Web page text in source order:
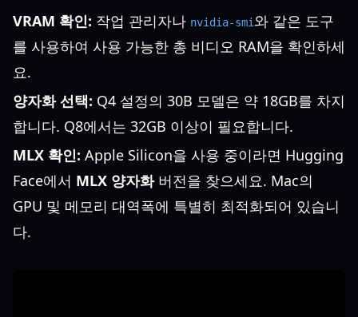
VRAM 확인: 작업 관리자나 nvidia-smi 와 같은 도구
를 사용하여 사용 가능한 총 비디오 RAM을 확인하세
요.
양자화 선택: Q4 설정의 30B 모델은 약 18GB를 차지
합니다. Q8에서는 32GB 이상이 필요합니다.
MLX 확인: Apple Silicon을 사용 중이라면 Hugging
Face에서 MLX 양자화버전을 찾으세요. Mac의
GPU 및 메모리 대역폭에 특별히 최적화되어 있습니
다.